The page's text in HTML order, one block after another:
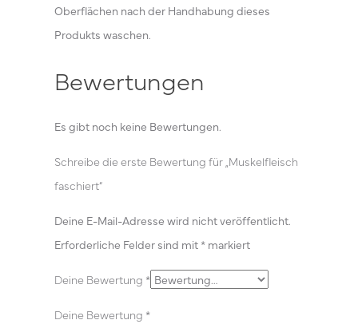
Oberflächen nach der Handhabung dieses
Produkts waschen.
Bewertungen
Es gibt noch keine Bewertungen.
Schreibe die erste Bewertung für „Muskelfleisch
faschiert“
Deine E-Mail-Adresse wird nicht veröffentlicht.
Erforderliche Felder sind mit * markiert
Deine Bewertung *
Deine Bewertung *